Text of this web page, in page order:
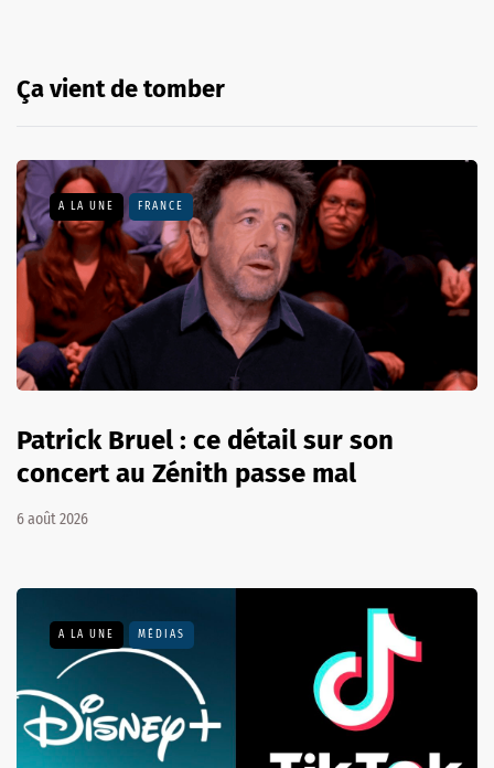
Ça vient de tomber
A LA UNE FRANCE
Patrick Bruel : ce détail sur son
concert au Zénith passe mal
6 août 2026
A LA UNE MÉDIAS